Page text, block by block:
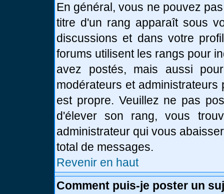
En général, vous ne pouvez
titre d'un rang apparaît sous
discussions et dans votre
forums utilisent les rangs pour
avez postés, mais aussi
modérateurs et
est propre. Veuillez ne pas
d'élever son rang, vous
administrateur qui vous
total de messages.
Revenir en haut
Comment puis-je poster un